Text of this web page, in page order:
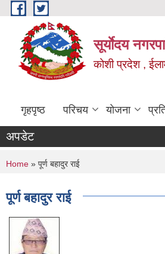
Skip to main content
सूर्याेदय
कोशी प्रदेश ,
गृहपृष्ठ परिचय योजना
अपडेट
You are here
Home » पूर्ण बहादुर राई
पूर्ण बहादुर राई